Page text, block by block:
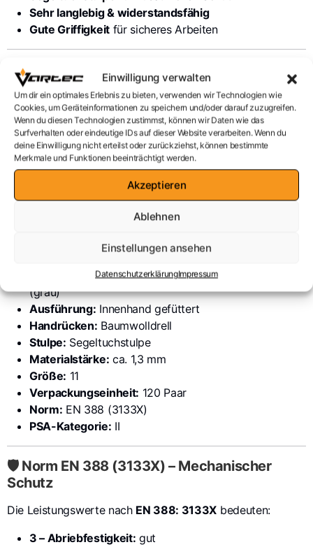
Einwilligung verwalten
Um dir ein optimales Erlebnis zu bieten, verwenden wir Technologien wie
Cookies, um Geräteinformationen zu speichern und/oder darauf zuzugreifen.
Wenn du diesen Technologien zustimmst, können wir Daten wie das
Surfverhalten oder eindeutige IDs auf dieser Website verarbeiten. Wenn du
deine Einwilligung nicht erteilst oder zurückziehst, können bestimmte
Merkmale und Funktionen beeinträchtigt werden.
Akzeptieren
Ablehnen
Einstellungen ansehen
DatenschutzerklärungImpressum
Sehr langlebig & widerstandsfähig
Gute Griffigkeitfür sicheres Arbeiten
🛠️ Einsatzbereiche
Ideal geeignet für:
Bau & Handwerk
Schweres Handling & Transport
Lager & Logistik
Landwirtschaft
Industrie & Produktion
📋 Technische Daten
Baumwolle (naturfarben) | Rindspaltleder
(grau)
Ausführung: Innenhand gefüttert
Handrücken: Baumwolldrell
Stulpe: Segeltuchstulpe
Materialstärke: ca. 1,3 mm
Größe: 11
Verpackungseinheit: 120 Paar
Norm: EN 388 (3133X)
PSA-Kategorie: II
🛡️ Norm EN 388 (3133X) – Mechanischer
Schutz
Die Leistungswerte nach EN 388: 3133X bedeuten:
3 – Abriebfestigkeit: gut